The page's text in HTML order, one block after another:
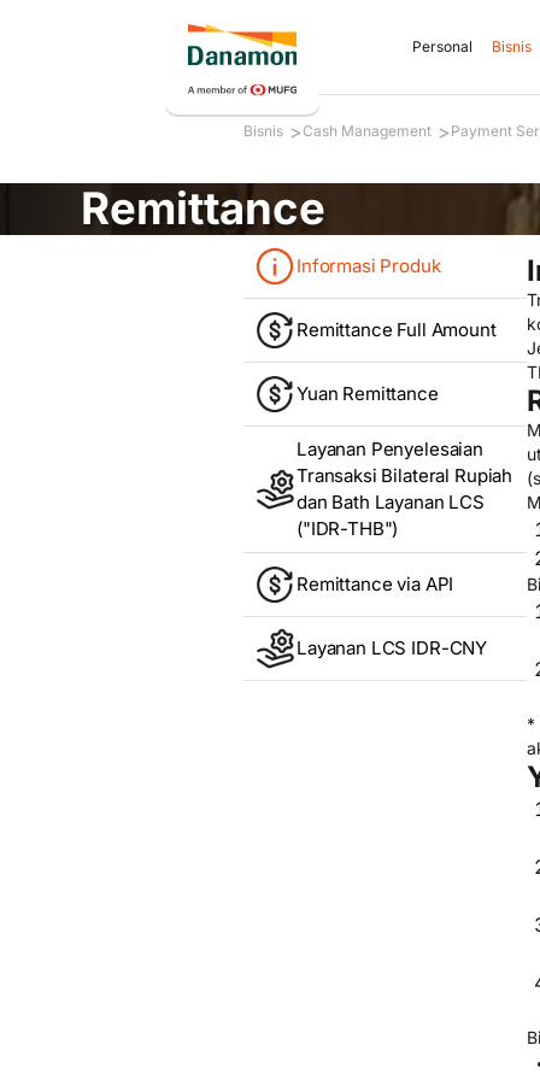
Personal Bisnis
Bisnis > Cash Management > Payment
Remittance
Informasi Produk
Remittance Full Amount
Yuan Remittance
Layanan Penyelesaian
Transaksi Bilateral Rupiah
dan Bath Layanan LCS
("IDR-THB")
Remittance via API
Layanan LCS IDR-CNY
*